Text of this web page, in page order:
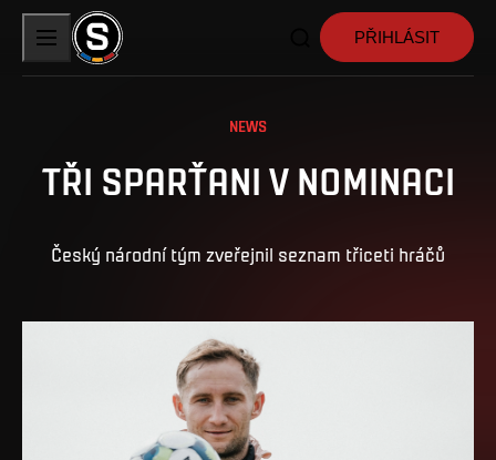
PŘIHLÁSIT
NEWS
TŘI SPARŤANI V NOMINACI
Český národní tým zveřejnil seznam třiceti hráčů